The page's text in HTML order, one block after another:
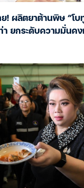
! ผลิตยาต้านพิษ “โบ
า ยกระดับความมั่นคง